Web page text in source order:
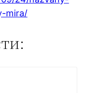
mira/